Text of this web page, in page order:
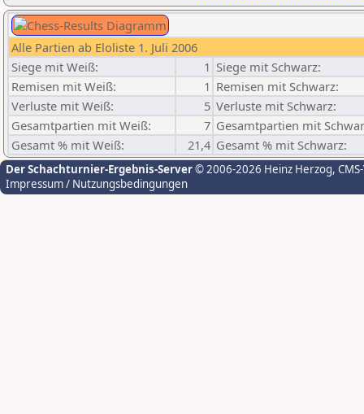
Alle Partien ab Eloliste 1. Juli 2006
Siege mit Weiß:
1 Siege mit Schwarz:
Remisen mit Weiß:
1 Remisen mit Schwarz:
Verluste mit Weiß:
5 Verluste mit Schwarz:
Gesamtpartien mit Weiß:
7 Gesamtpartien mit
Gesamt % mit Weiß:
21,4 Gesamt % mit Schwarz:
Der Schachturnier-Ergebnis-Server© 2006-2026 Heinz Herzog,
Impressum / Nutzungsbedingungen